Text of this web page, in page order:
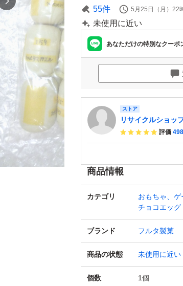
55件 5月25日（月）22
未使用に近い
あなただけの特別なクーポ
ストア
リサイクルショッ
評価
商品情報
カテゴリ おもちゃ、ゲ
チョコエッグ
ブランド フルタ製菓
商品の状態 未使用に近い
個数 1個